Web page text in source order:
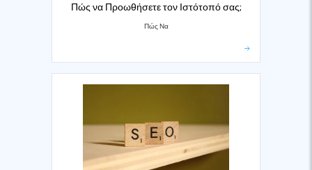
Πώς να Προωθήσετε τον Ιστότοπό σας;
Πώς Να